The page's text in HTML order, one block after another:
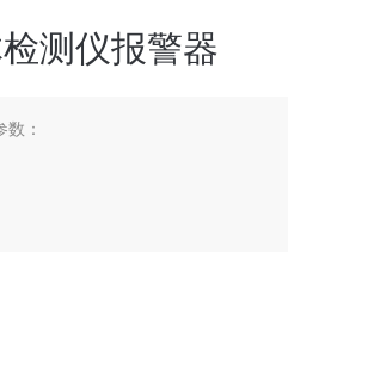
测仪报警器
：
）